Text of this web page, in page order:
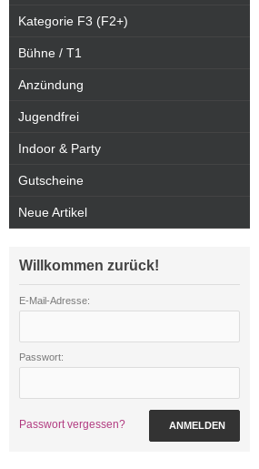
Kategorie F3 (F2+)
Bühne / T1
Anzündung
Jugendfrei
Indoor & Party
Gutscheine
Neue Artikel
Willkommen zurück!
E-Mail-Adresse:
Passwort:
Passwort vergessen? ANMELDEN